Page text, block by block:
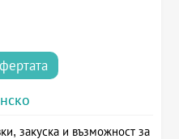
закуска и възможност за